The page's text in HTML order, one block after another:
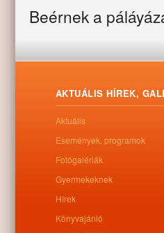
Nyitólap Hírek,
Beérnek a
AKTUÁLIS HÍREK,
Aktuális
Események, programok
Fotógalériák
Gyermekeknek
Hírek
Könyvajánló